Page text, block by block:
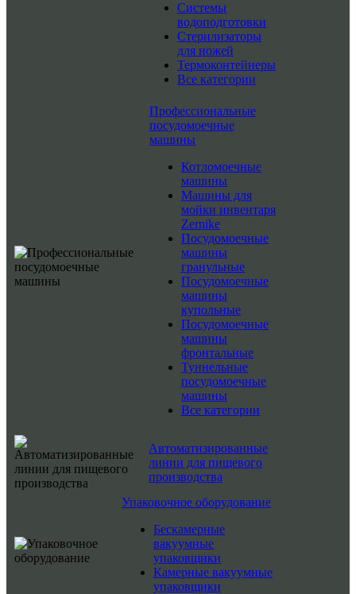
Системы
водоподготовки
Стерилизаторы
для ножей
Термоконтейнеры
Все категории
Профессиональные
посудомоечные
машины
Котломоечные
машины
Машины для
мойки инвентаря
Zernike
Посудомоечные
машины
гранульные
Посудомоечные
машины
купольные
Посудомоечные
машины
фронтальные
Туннельные
посудомоечные
машины
Все категории
Автоматизированные
линии для пищевого
производства
Упаковочное оборудование
Бескамерные
вакуумные
упаковщики
Камерные вакуумные
упаковщики